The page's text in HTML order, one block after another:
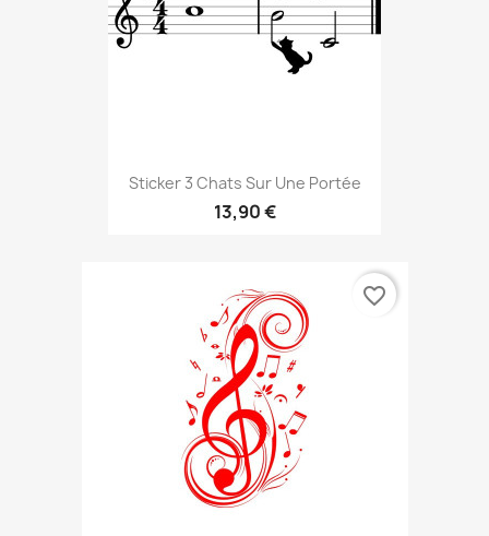
Sticker 3 Chats Sur Une Portée
13,90 €
favorite_border